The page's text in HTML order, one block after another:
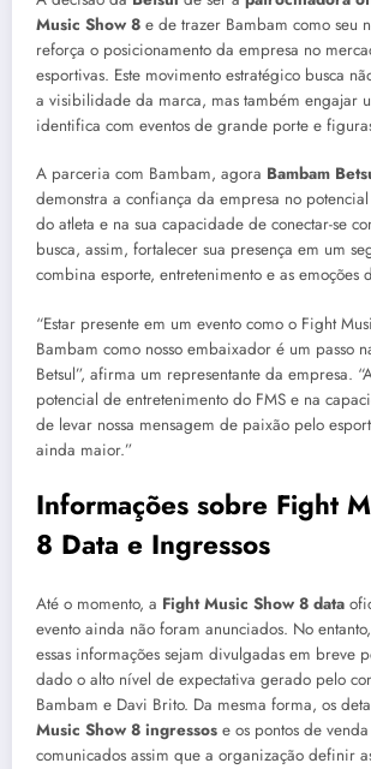
Music Show 8 e de trazer Bambam como seu
reforça o posicionamento da empresa no
esportivas. Este movimento estratégico busca
a visibilidade da marca, mas também engajar
identifica com eventos de grande porte e
A parceria com Bambam, agora Bambam
demonstra a confiança da empresa no
do atleta e na sua capacidade de conectar-se
busca, assim, fortalecer sua presença em um
combina esporte, entretenimento e as emoções
“Estar presente em um evento como o Fight
Bambam como nosso embaixador é um passo
Betsul”, afirma um representante da empresa.
potencial de entretenimento do FMS e na
de levar nossa mensagem de paixão pelo
ainda maior.”
Informações sobre Fight
8 Data e Ingressos
Até o momento, a Fight Music Show 8 data
evento ainda não foram anunciados. No
essas informações sejam divulgadas em breve
dado o alto nível de expectativa gerado pelo
Bambam e Davi Brito. Da mesma forma, os
Music Show 8 ingressos e os pontos de
comunicados assim que a organização definir